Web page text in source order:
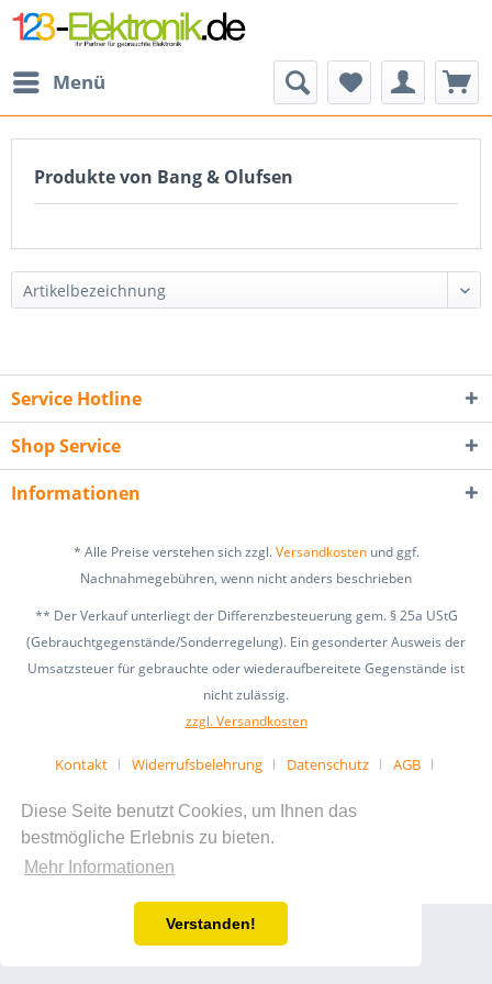
Diese Seite benutzt Cookies, um Ihnen das
bestmögliche Erlebnis zu bieten.
Mehr Informationen
Verstanden!
Menü
Produkte von Bang & Olufsen
Service Hotline
Shop Service
Informationen
* Alle Preise verstehen sich zzgl.Versandkostenund ggf.
Nachnahmegebühren, wenn nicht anders beschrieben
** Der Verkauf unterliegt der Differenzbesteuerung gem. § 25a UStG
(Gebrauchtgegenstände/Sonderregelung). Ein gesonderter Ausweis der
Umsatzsteuer für gebrauchte oder wiederaufbereitete Gegenstände ist
nicht zulässig.
zzgl. Versandkosten
Kontakt Widerrufsbelehrung Datenschutz
AGB
Impressum
Tipps & Informationen
Realisiert mit Shopware